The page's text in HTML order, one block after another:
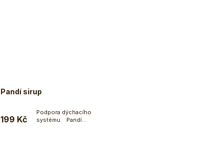
Pandí sirup
199 Kč Do košíku
Podpora dýchacího
systému. Pandí